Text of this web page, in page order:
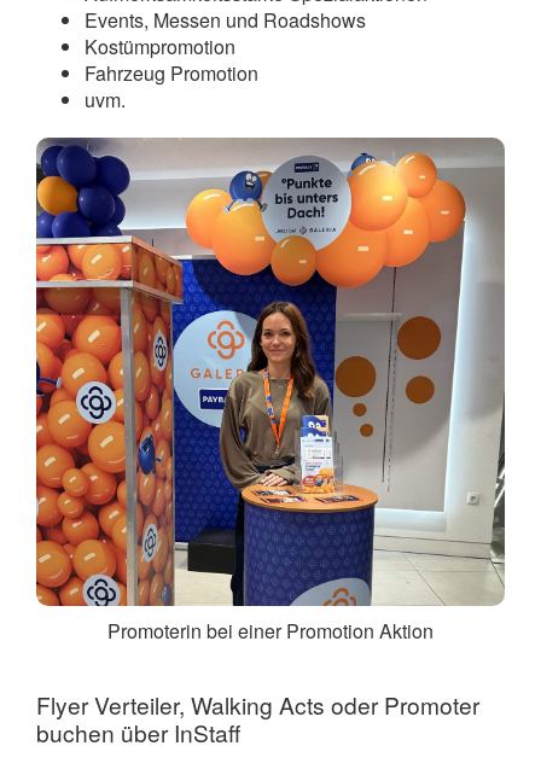
Events, Messen und Roadshows
Kostümpromotion
Fahrzeug Promotion
uvm.
Promoterin bei einer Promotion Aktion
Flyer Verteiler, Walking Acts oder Promoter
buchen über InStaff